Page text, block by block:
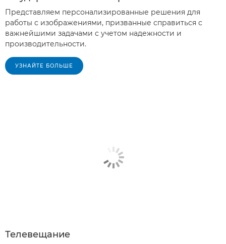
Представляем персонализированные решения для
работы с изображениями, призванные справиться с
важнейшими задачами с учетом надежности и
производительности.
УЗНАЙТЕ БОЛЬШЕ
Телевещание